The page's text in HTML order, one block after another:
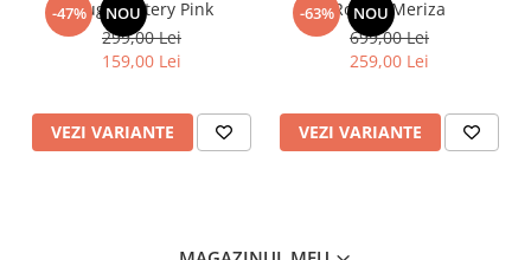
-47% NOU
Blugi Pantery Pink
299,00 Lei
159,00 Lei
VEZI VARIANTE
-63% NOU
Rochie Meriza
699,00 Lei
259,00 Lei
VEZI VARIANTE